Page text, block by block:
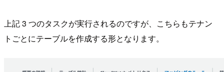
上記 3 つのタスクが実行されるのですが、こちらもテナン
トごとにテーブルを作成する形となります。